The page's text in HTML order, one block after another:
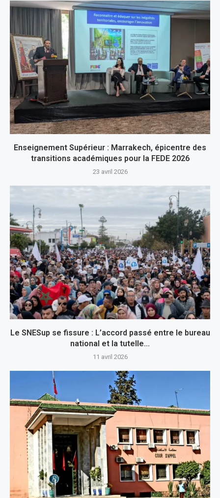
Enseignement Supérieur : Marrakech, épicentre des
transitions académiques pour la FEDE 2026
23 avril 2026
Le SNESup se fissure : L’accord passé entre le bureau
national et la tutelle...
11 avril 2026